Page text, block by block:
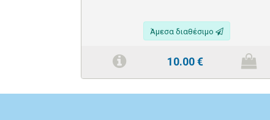
Άμεσα διαθέσιμο
10.00€